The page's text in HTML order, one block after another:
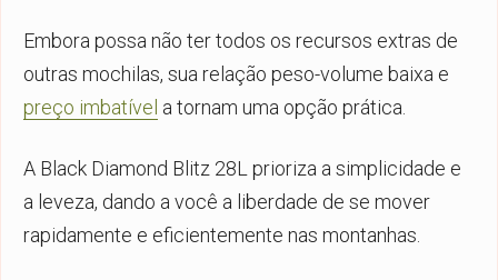
Embora possa não ter todos os recursos extras de
outras mochilas, sua relação peso-volume baixa e
preço imbatível a tornam uma opção prática.
A Black Diamond Blitz 28L prioriza a simplicidade e
a leveza, dando a você a liberdade de se mover
rapidamente e eficientemente nas montanhas.